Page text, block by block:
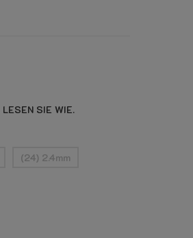
LESEN SIE WIE.
(24) 2.4mm